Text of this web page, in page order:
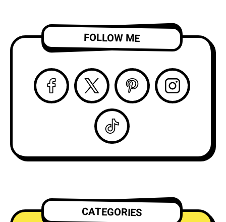
「Complication」の
ビデオを公開！
FOLLOW ME
CATEGORIES